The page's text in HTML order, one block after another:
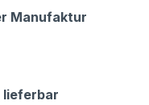
Manufaktur
lieferbar